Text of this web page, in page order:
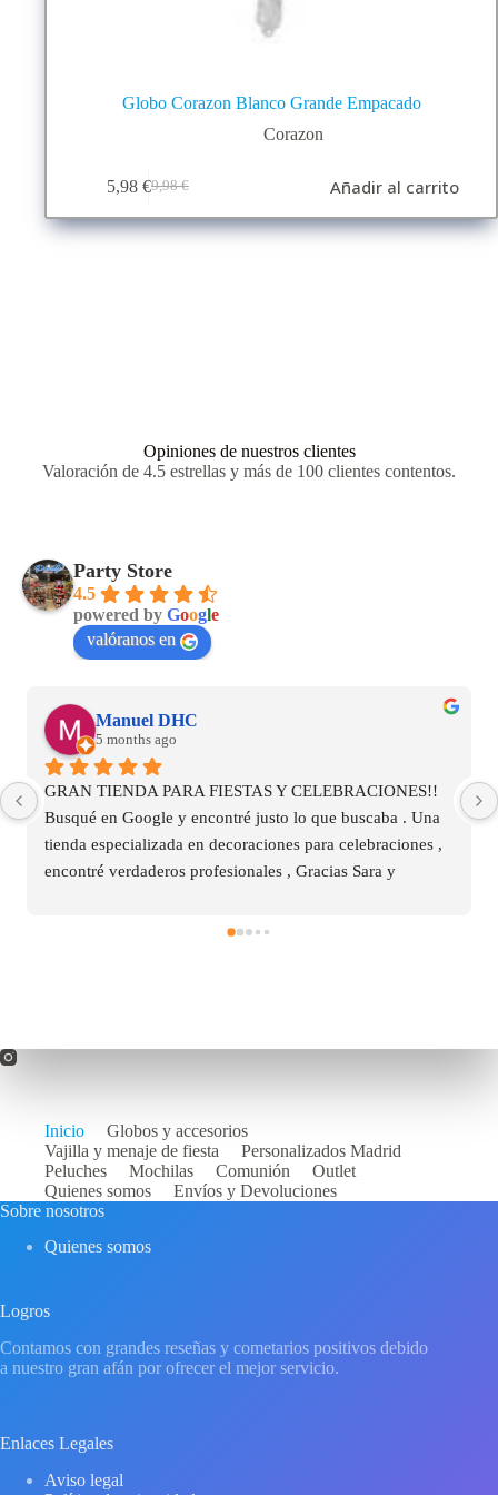
Globo Corazon Blanco Grande Empacado
Corazon
9,98€
El
precio
original
5,98 €El
precio
actual
Añadir al carrito
Opiniones de nuestros clientes
Valoración de 4.5 estrellas y más de 100 clientes contentos.
Party Store
4.5
powered by Google
valóranos en
Beatriz Cabrera Agudo
5 months ago
Genial!
Me ha encantado!
Volveremos!
Inicio
Globos y accesorios
Vajilla y menaje de fiesta
Personalizados Madrid
Peluches
Mochilas Comunión
Outlet
Quienes somos
Envíos y Devoluciones
Sobre nosotros
Quienes somos
Logros
Contamos con grandes reseñas y cometarios positivos debido
a nuestro gran afán por ofrecer el mejor servicio.
Enlaces Legales
Aviso legal